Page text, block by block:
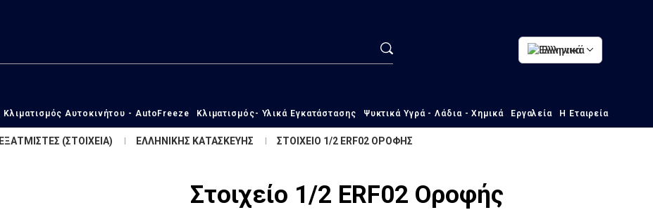
Ελληνικά
Κλιματισμός Αυτοκινήτου - AutoFreeze Κλιματισμός- Υλικά Εγκατάστασης Ψυκτικά Υγρά - Λάδια - Χημικά Εργαλεία Η Εταιρεία
ΕΞΑΤΜΙΣΤΕΣ (ΣΤΟΙΧΕΙΑ) ΕΛΛΗΝΙΚΗΣ ΚΑΤΑΣΚΕΥΗΣ ΣΤΟΙΧΕΙΟ 1/2 ERF02 ΟΡΟΦΗΣ
Στοιχείο 1/2 ERF02 Οροφής